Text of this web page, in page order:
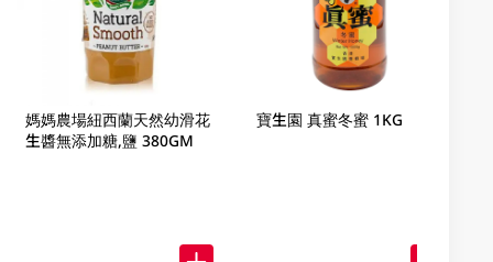
媽媽農場紐西蘭天然幼滑花
生醬無添加糖,鹽 380GM
寶生園 真蜜冬蜜 1KG